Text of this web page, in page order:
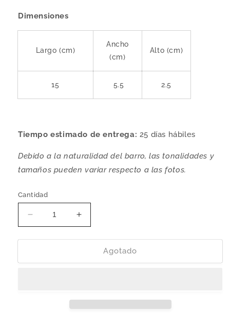
Dimensiones
Largo (cm)
Ancho
(cm)
Alto (cm)
15 5.5 2.5
Tiempo estimado de entrega: 25 días hábiles
Debido a la naturalidad del barro, las tonalidades y
tamaños pueden variar respecto a las fotos.
Cantidad
Reducir
cantidad
para
&#39;Mazorca&#39;
Aumentar
cantidad
para
Botanero
&#39;Mazorca&#39;
Agotado